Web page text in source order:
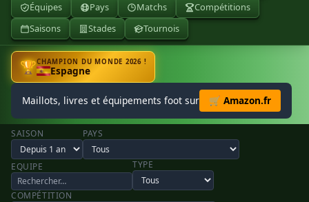
Équipes
Pays Matchs
Compétitions
Saisons
Stades Tournois
🏆CHAMPION DU MONDE 2026 !
Espagne
Maillots, livres et équipements foot sur 🛒 Amazon.fr
SAISON PAYS
EQUIPE TYPE
COMPÉTITION